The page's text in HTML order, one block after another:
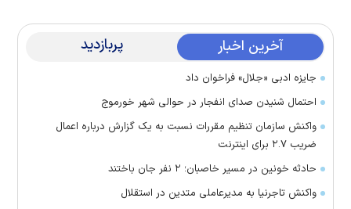
آخرین اخبار پربازدید
جایزه ادبی «جلال» فراخوان داد
احتمال شنیدن صدای انفجار در حوالی شهر خورموج
واکنش سازمان تنظیم مقررات نسبت به یک گزارش درباره اعمال
ضریب ۲.۷ برای اینترنت
حادثه خونین در مسیر خاصبان؛ ۲ نفر جان باختند
واکنش تاجرنیا به مدیرعاملی متدین در استقلال